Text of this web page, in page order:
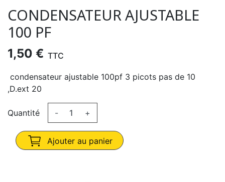
CONDENSATEUR AJUSTABLE
100 PF
1,50 € TTC
condensateur ajustable 100pf 3 picots pas de 10
,D.ext 20
Quantité - +
Ajouter au panier